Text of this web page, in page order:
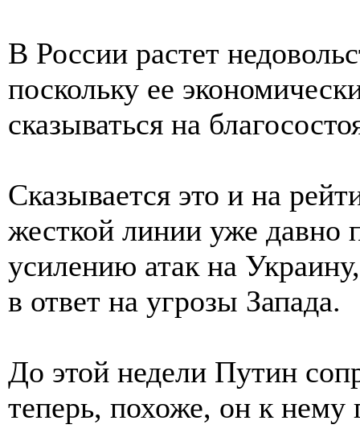
В России растет
поскольку ее
сказываться на
Сказывается это и на
жесткой линии уже давно
усилению атак на
в ответ на угрозы Запада.
До этой недели Путин
теперь, похоже, он к нему